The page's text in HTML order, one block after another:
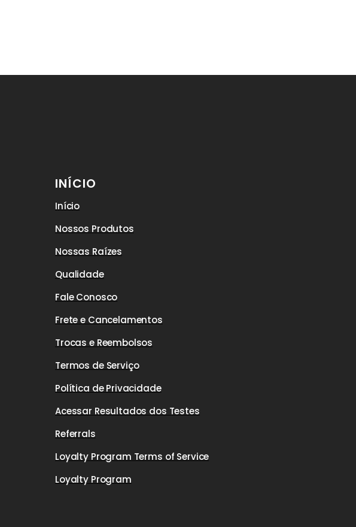
INÍCIO
Início
Nossos Produtos
Nossas Raízes
Qualidade
Fale Conosco
Frete e Cancelamentos
Trocas e Reembolsos
Termos de Serviço
Política de Privacidade
Acessar Resultados dos Testes
Referrals
Loyalty Program Terms of Service
Loyalty Program